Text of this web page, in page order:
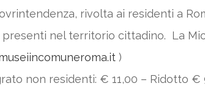
rivolta ai residenti a
nel territorio cittadino. La
)
non residenti: € 11,00 – Ridotto €